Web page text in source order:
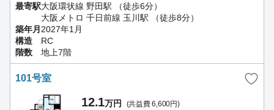
最寄駅大阪環状線 野田駅 （徒歩6分）
大阪メトロ 千日前線 玉川駅 （徒歩8分）
築年月 2027年1月
構造
RC
階数
地上7階
101号室
12.1万円 (共益費 6,600円)